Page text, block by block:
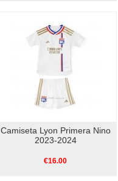
Camiseta Lyon Primera Nino
2023-2024
€16.00